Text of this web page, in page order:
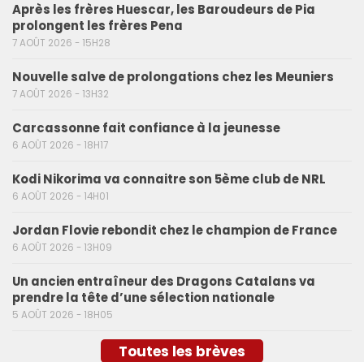
Après les frères Huescar, les Baroudeurs de Pia
prolongent les frères Pena
7 AOÛT 2026 - 15H28
Nouvelle salve de prolongations chez les Meuniers
7 AOÛT 2026 - 13H32
Carcassonne fait confiance à la jeunesse
6 AOÛT 2026 - 18H17
Kodi Nikorima va connaitre son 5ème club de NRL
6 AOÛT 2026 - 14H01
Jordan Flovie rebondit chez le champion de France
6 AOÛT 2026 - 13H09
Un ancien entraîneur des Dragons Catalans va
prendre la tête d’une sélection nationale
5 AOÛT 2026 - 18H05
Toutes les brèves